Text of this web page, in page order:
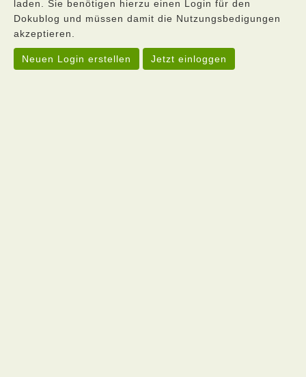
laden. Sie benötigen hierzu einen Login für den
Dokublog und müssen damit die Nutzungsbedigungen
akzeptieren.
Neuen Login erstellen Jetzt einloggen